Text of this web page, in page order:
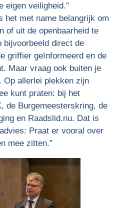
eigen veiligheid.”
het met name belangrijk om
of uit de openbaarheid te
bijvoorbeeld direct de
griffier geïnformeerd en de
Maar vraag ook buiten je
Op allerlei plekken zijn
kunt praten: bij het
de Burgemeesterskring, de
en Raadslid.nu. Dat is
Praat er vooral over
mee zitten.”